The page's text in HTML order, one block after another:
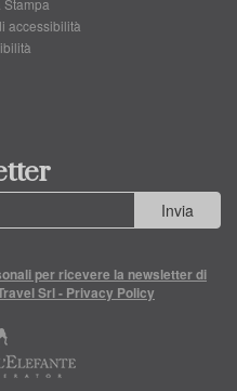
Stampa
accessibilità
Invia
per ricevere la newsletter di
Srl - Privacy Policy